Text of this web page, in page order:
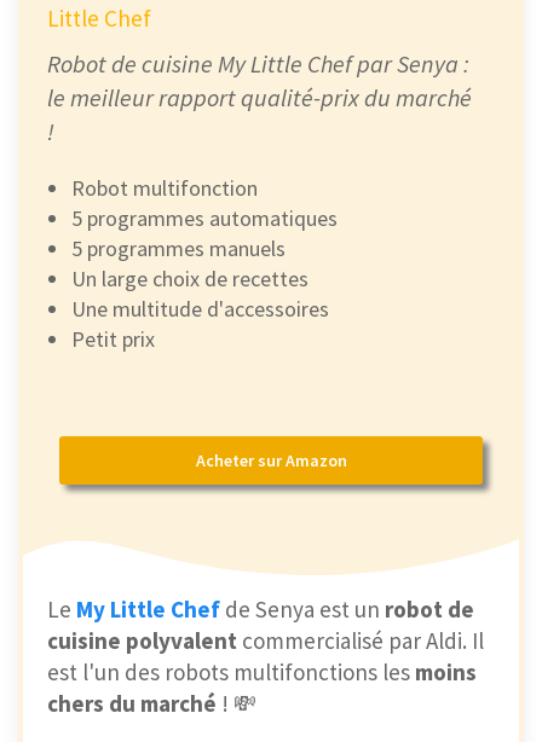
Little Chef
Robot de cuisine My Little Chef par Senya :
le meilleur rapport qualité-prix du marché
!
Robot multifonction
5 programmes automatiques
5 programmes manuels
Un large choix de recettes
Une multitude d'accessoires
Petit prix
Acheter sur Amazon
Le My Little Chef de Senya est un robot de
cuisine polyvalent commercialisé par Aldi. Il
est l'un des robots multifonctions les moins
chers du marché ! 💸